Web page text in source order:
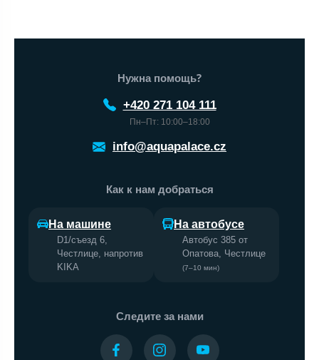
Нижний колонтитул веб-сайта
Нужна помощь?
+420 271 104 111
Пн–Пт: 10:00–18:00
info@aquapalace.cz
Как к нам добраться
На машине
D1/съезд 6,
Честлице, напротив
KIKA
На автобусе
Автобус 385 от
Опатова, Честлице
(7–10 мин)
Следите за нами